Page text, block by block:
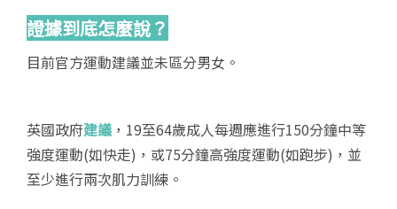
證據到底怎麼說？
目前官方運動建議並未區分男女。
英國政府建議 ，19至64歲成人每週應進行150分鐘中等
強度運動(如快走)，或75分鐘高強度運動(如跑步)，並
至少進行兩次肌力訓練。